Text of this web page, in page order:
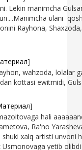
Lekin manimcha
ulani
Rayhona,
]
wahzoda, lolalar
kottasi ewitmidi,
]
hali
Ra'no
xalq artisti unvoni
Usmonovaga yetib